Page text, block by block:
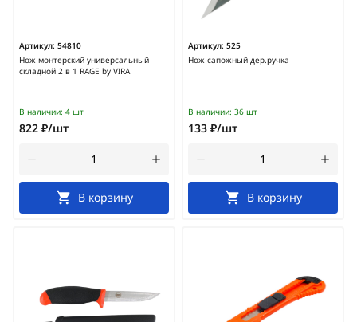
Артикул: 54810
Нож монтерский универсальный
складной 2 в 1 RAGE by VIRA
В наличии: 4 шт
822 ₽/шт
В корзину
Артикул: 525
Нож сапожный дер.ручка
В наличии: 36 шт
133 ₽/шт
В корзину